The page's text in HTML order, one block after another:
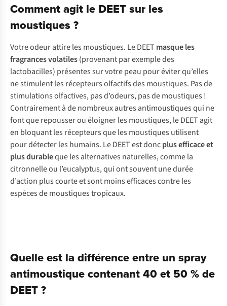
Comment agit le DEET sur les
moustiques ?
Votre odeur attire les moustiques. Le DEET masque les
fragrances volatiles(provenant par exemple des
lactobacilles) présentes sur votre peau pour éviter qu’elles
ne stimulent les récepteurs olfactifs des moustiques. Pas de
stimulations olfactives, pas d’odeurs, pas de moustiques !
Contrairement à de nombreux autres antimoustiques qui ne
font que repousser ou éloigner les moustiques, le DEET agit
en bloquant les récepteurs que les moustiques utilisent
pour détecter les humains. Le DEET est doncplus efficace et
plus durableque les alternatives naturelles, comme la
citronnelle ou l’eucalyptus, qui ont souvent une durée
d’action plus courte et sont moins efficaces contre les
espèces de moustiques tropicaux.
Quelle est la différence entre un spray
antimoustique contenant 40 et 50 % de
DEET ?